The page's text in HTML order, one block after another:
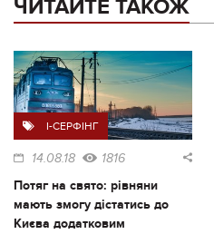
ЧИТАЙТЕ ТАКОЖ
I-СЕРФІНГ
14.08.18 1816
Потяг на свято: рівняни
мають змогу дістатись до
Києва додатковим